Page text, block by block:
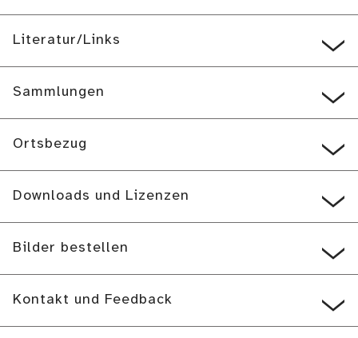
Literatur/Links
Sammlungen
Ortsbezug
Downloads und Lizenzen
Bilder bestellen
Kontakt und Feedback